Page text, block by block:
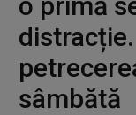
sâmbătă